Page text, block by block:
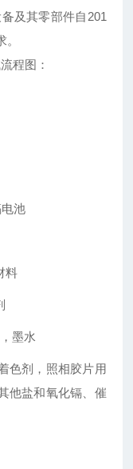
及其零部件自201
程图：
池
料
墨水
色剂，照相胶片用
他盐和氧化镉、催